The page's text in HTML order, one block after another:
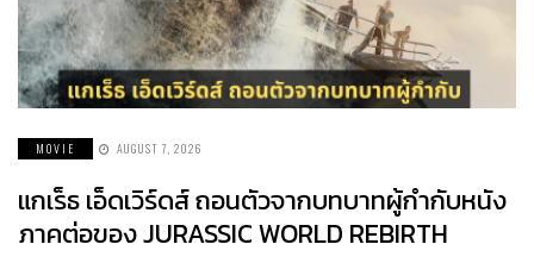
MOVIE AUGUST 7, 2026
แกเร็ธ เอ็ดเวิร์ดส์ ถอนตัวจากบทบาทผู้กำกับหนัง
ภาคต่อของ JURASSIC WORLD REBIRTH